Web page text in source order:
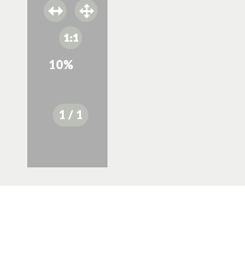
10%
1 / 1